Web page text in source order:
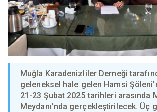
Muğla Karadenizliler Derneği
geleneksel hale gelen Hamsi
21-23 Şubat 2025 tarihleri arasında
Meydanı'nda gerçekleştirilecek. Üç